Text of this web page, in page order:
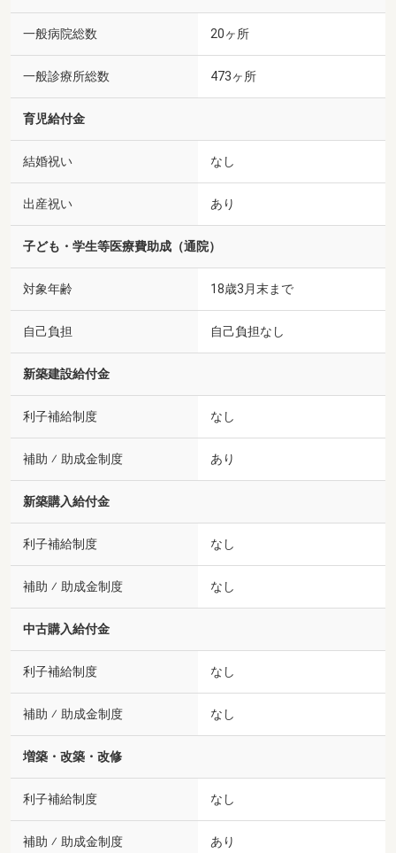
一般病院総数 20ヶ所
一般診療所総数 473ヶ所
育児給付金
結婚祝い なし
出産祝い あり
子ども・学生等医療費助成（通院）
対象年齢 18歳3月末まで
自己負担 自己負担なし
新築建設給付金
利子補給制度 なし
補助 ⁄ 助成金制度 あり
新築購入給付金
利子補給制度 なし
補助 ⁄ 助成金制度 なし
中古購入給付金
利子補給制度 なし
補助 ⁄ 助成金制度 なし
増築・改築・改修
利子補給制度 なし
補助 ⁄ 助成金制度 あり